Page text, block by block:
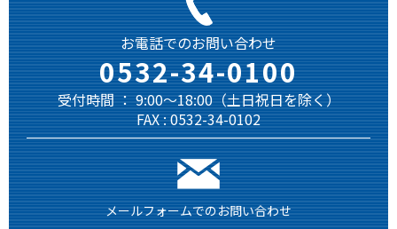
お電話でのお問い合わせ
0532-34-0100
受付時間 ： 9:00～18:00（土日祝日を除く）
FAX : 0532-34-0102
メールフォームでのお問い合わせ